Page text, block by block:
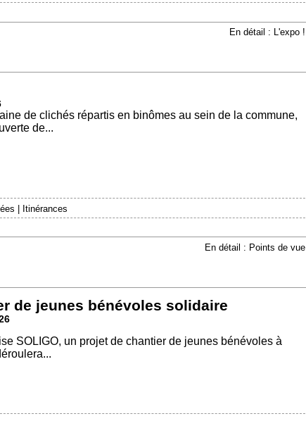
En détail : L'expo !
de clichés répartis en binômes au sein de la commune,
de...
Itinérances
En détail : Points de vue
de jeunes bénévoles solidaire
SOLIGO, un projet de chantier de jeunes bénévoles à